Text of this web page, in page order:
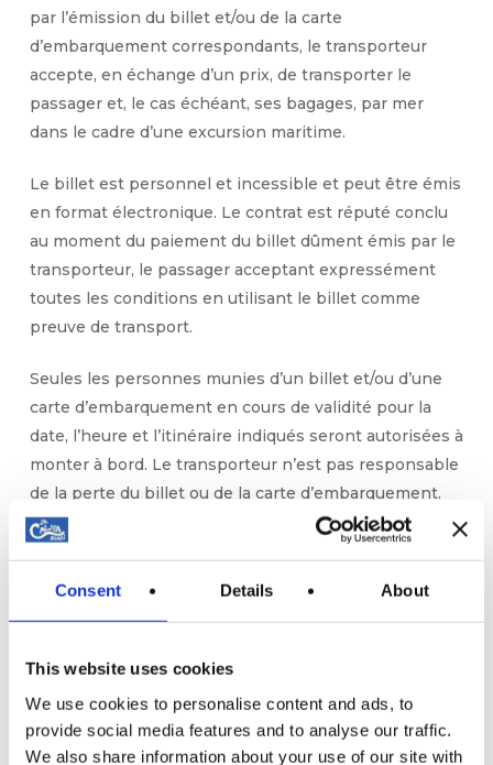
Consent Details About
This website uses cookies
We use cookies to personalise content and ads, to
provide social media features and to analyse our traffic.
We also share information about your use of our site with
par l’émission du billet et/ou de la carte
d’embarquement correspondants, le transporteur
accepte, en échange d’un prix, de transporter le
passager et, le cas échéant, ses bagages, par mer
dans le cadre d’une excursion maritime.
Le billet est personnel et incessible et peut être émis
en format électronique. Le contrat est réputé conclu
au moment du paiement du billet dûment émis par le
transporteur, le passager acceptant expressément
toutes les conditions en utilisant le billet comme
preuve de transport.
Seules les personnes munies d’un billet et/ou d’une
carte d’embarquement en cours de validité pour la
date, l’heure et l’itinéraire indiqués seront autorisées à
monter à bord. Le transporteur n’est pas responsable
de la perte du billet ou de la carte d’embarquement.
Les passagers sont tenus de conserver ces
documents pendant toute la durée du voyage. Pour
toute réclamation, le passager doit présenter une
ses tarifs généraux, promotionnels et/ou spéciaux, qui
sont dûment publiés dans tous les points de vente